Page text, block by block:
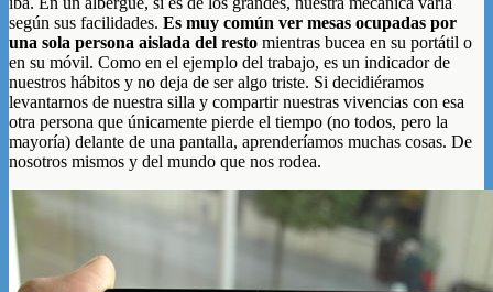
según sus facilidades. Es muy común ver mesas ocupadas por
una sola persona aislada del resto mientras bucea en su portátil o
en su móvil. Como en el ejemplo del trabajo, es un indicador de
nuestros hábitos y no deja de ser algo triste. Si decidiéramos
levantarnos de nuestra silla y compartir nuestras vivencias con esa
otra persona que únicamente pierde el tiempo (no todos, pero la
mayoría) delante de una pantalla, aprenderíamos muchas cosas. De
nosotros mismos y del mundo que nos rodea.